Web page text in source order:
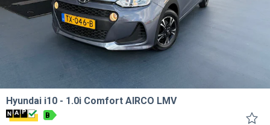
Hyundai i10 1.0i Comfort AIRCO LMV
B